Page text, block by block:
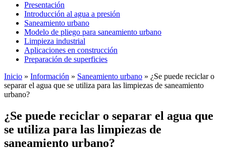
Presentación
Introducción al agua a presión
Saneamiento urbano
Modelo de pliego para saneamiento urbano
Limpieza industrial
Aplicaciones en construcción
Preparación de superficies
Inicio » Información » Saneamiento urbano » ¿Se puede reciclar o
separar el agua que se utiliza para las limpiezas de saneamiento
urbano?
¿Se puede reciclar o separar el agua que
se utiliza para las limpiezas de
saneamiento urbano?